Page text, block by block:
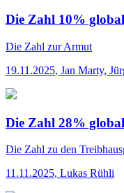
Die Zahl 10%
Die Zahl zur Armut
19.11.2025, Jan Marty,
Die Zahl 28%
Die Zahl zu den
11.11.2025, Lukas Rühli